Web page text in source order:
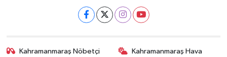
Kahramanmaraş Nöbetçi
Kahramanmaraş Hava